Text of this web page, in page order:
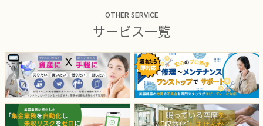
OTHER SERVICE
サービス一覧